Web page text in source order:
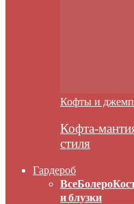
Кофты и
Кофта-
стиля
Гардероб
ВсеБолеро
и блузки